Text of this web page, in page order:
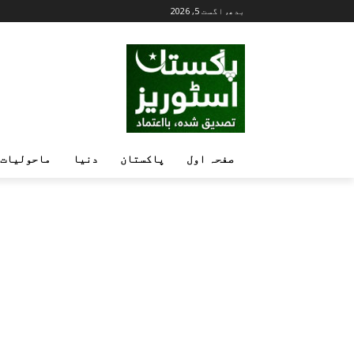
بدھ, اگست 5, 2026
صفحہ اول پاکستان دنیا ماحولیات